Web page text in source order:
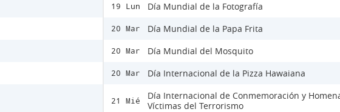
19 Lun Día Mundial de la Fotografía
20 Mar Día Mundial de la Papa Frita
20 Mar Día Mundial del Mosquito
20 Mar Día Internacional de la Pizza Hawaiana
21 Mié
Día Internacional de Conmemoración y
Víctimas del Terrorismo